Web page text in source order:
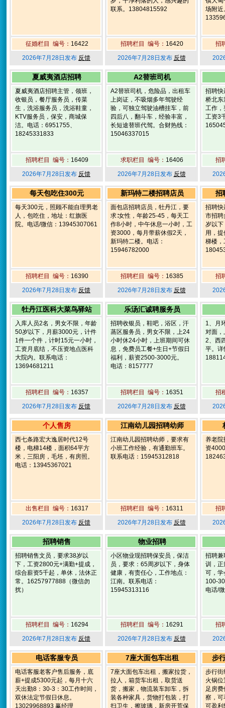
征婚栏目 编号： 16422
2026年7月28日发布 反馈
联系。13804815592
招聘栏目 编号： 16420
2026年7月28日发布 反馈
场附近
招
夏威夷酒店招聘
夏威夷酒店招聘主管，领班，
收银员，餐厅服务员，传菜
生，洗浴服务员，洗浴鞋童，
KTV服务员，保安，商城保
洁。电话：6951755、
18245331833
招聘栏目 编号： 16409
2026年7月28日发布 反馈
A2替班司机
A2替班司机，危险品，出租车
上岗证，不吸烟多年驾驶经
验，可独立驾驶油槽挂车，前
四后八，翻斗车，经验丰富，
长短途替班代驾。合财热线：
15046337015
求职栏目 编号： 16406
2026年7月28日发布 反馈
招聘快
桥北东
工作，
工资3
招
每天包吃住300元
每天300元，照顾不能自理男老
人，包吃住，地址：红旗医
院。电话/微信：13945307061
招聘栏目 编号： 16390
2026年7月28日发布 反馈
新玛特二楼招聘店员
面包店招聘店员，牡丹江，要
求∶女性，年龄25-45，每天工
作8小时，中午休息一小时，工
资3000，每月带薪休假2天，
新玛特二楼。电话：
15946782000
招聘栏目 编号： 16385
2026年7月28日发布 反馈
招
招聘快
市招聘
岁以下
用，
梯楼，
招
牡丹江医科大菜鸟驿站
入库人员2名，男女不限，年龄
50岁以下，月薪3000元，计件
1件一个件，计时15元一小时，
工资月底结，不压资地点医科
大院内。联系电话：
13694681211
招聘栏目 编号： 16357
2026年7月28日发布 反馈
乐汤汇诚聘服务员
招聘收银员，鞋吧，浴区，汗
蒸区服务员，男女不限，上24
小时休24小时，上班期间可休
息，免费员工餐+生日+节假日
福利，薪资2500-3000元。
电话：8157777
招聘栏目 编号： 16351
2026年7月28日发布 反馈
1、月
对面
2、西
平。详
招
个人售房
西七条路宏大逸居时代12号
楼，电梯14楼，面积64平方
米，三阳房，毛坯，有房照。
电话：13945367021
出售栏目 编号： 16317
2026年7月28日发布 反馈
江南幼儿园招聘幼师
江南幼儿园招聘幼师，要求有
小班工作经验，有通勤班车。
联系电话：15945312818
招聘栏目 编号： 16311
2026年7月28日发布 反馈
养老院
资
招
招聘销售
招聘销售文员，要求38岁以
下，工资2800元+满勤+提成，
综合薪资5千起，单休，法休正
常。16257977888（微信勿
扰）
招聘栏目 编号： 16294
2026年7月28日发布 反馈
物业招聘
小区物业现招聘保安员，保洁
员，要求：65周岁以下，身体
健康，有责任心，工作地点：
江南。联系电话：
15945313116
招聘栏目 编号： 16291
2026年7月28日发布 反馈
招聘兼
训，正
可，学
100-
电话/
招
电话客服专员
电话客服老客户售后服务，底
薪+提成5300元起，每月十六
天出勤8：30-3：30工作时间，
双休法定节假日休息。
13029968893 赢经理
7座大面包车出租
7座大面包车出租，搬家拉货，
拉人，箱货车出租，取货送
货，搬家，物流装车卸车，拆
装各种家具，货物打包装，打
扫卫生，擦玻璃，新房开荒保
步
步行街
火锅
足房
察，可
可盈利